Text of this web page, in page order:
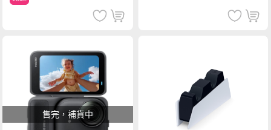
售完，補貨中